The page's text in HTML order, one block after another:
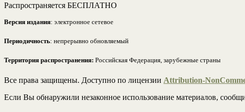
Распространяется БЕСПЛАТНО
Версия издания: электронное сетевое
Периодичность: непрерывно обновляемый
Территория распространения: Российская Федерация, зарубежные страны
Все права защищены. Доступно по лицензии Attribution-
Если Вы обнаружили незаконное использование материалов,